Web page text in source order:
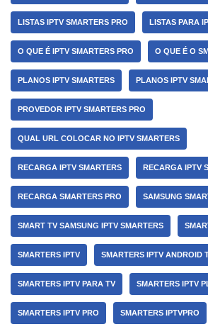
LISTAS IPTV SMARTERS PRO LISTAS PARA
O QUE É IPTV SMARTERS PRO O QUE É O
PLANOS IPTV SMARTERS PLANOS IPTV
PROVEDOR IPTV SMARTERS PRO
QUAL URL COLOCAR NO IPTV SMARTERS
RECARGA IPTV SMARTERS RECARGA IPTV
RECARGA SMARTERS PRO SAMSUNG
SMART TV SAMSUNG IPTV SMARTERS
SMARTERS IPTV SMARTERS IPTV ANDROID
SMARTERS IPTV PARA TV SMARTERS IPTV
SMARTERS IPTV PRO SMARTERS IPTVPRO